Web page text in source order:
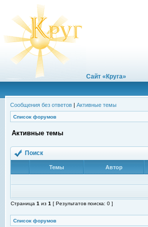
Сайт «Круга»
Сообщения без ответов | Активные темы
Список форумов
Активные темы
Поиск
Темы Автор
Страница 1 из 1 [ Результатов поиска: 0 ]
Список форумов